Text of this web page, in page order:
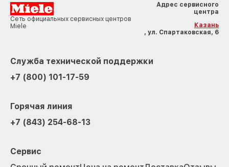
Сеть официальных сервисных центров
Miele
Адрес сервисного
центра
Казань
, ул. Спартаковская, 6
Служба технической поддержки
+7 (800) 101-17-59
Горячая линия
+7 (843) 254-68-13
Сервис